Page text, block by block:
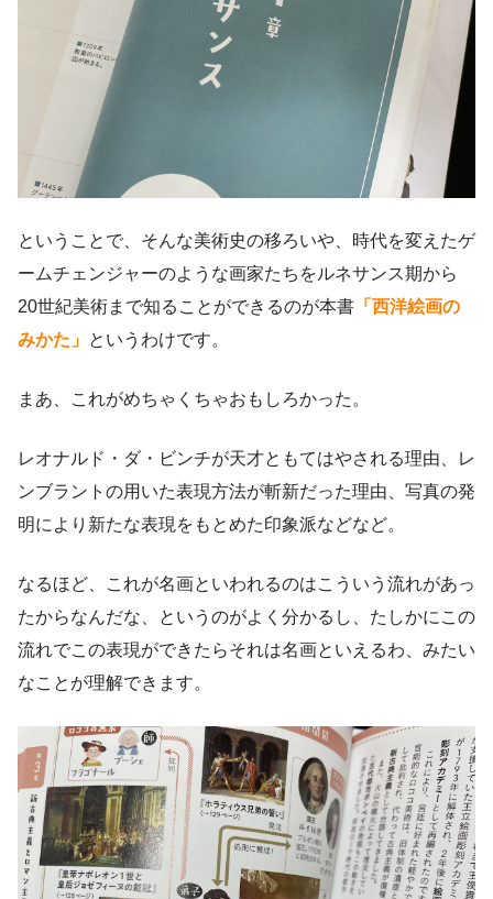
ということで、そんな美術史の移ろいや、時代を変えたゲ
ームチェンジャーのような画家たちをルネサンス期から
20世紀美術まで知ることができるのが本書 「西洋絵画の
みかた」 というわけです。
まあ、これがめちゃくちゃおもしろかった。
レオナルド・ダ・ビンチが天才ともてはやされる理由、レ
ンブラントの用いた表現方法が斬新だった理由、写真の発
明により新たな表現をもとめた印象派などなど。
なるほど、これが名画といわれるのはこういう流れがあっ
たからなんだな、というのがよく分かるし、たしかにこの
流れでこの表現ができたらそれは名画といえるわ、みたい
なことが理解できます。